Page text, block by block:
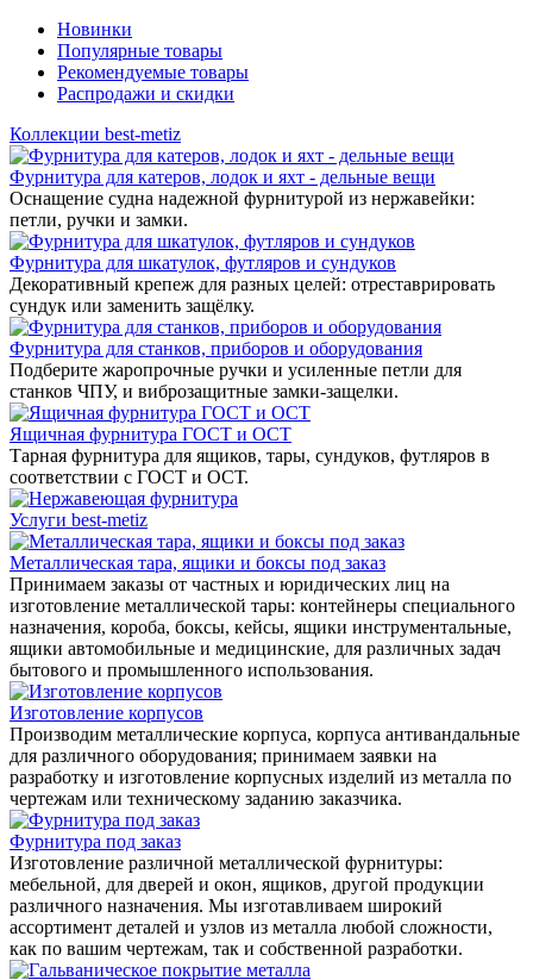
Новинки
Популярные товары
Рекомендуемые товары
Распродажи и скидки
Коллекции best-metiz
Фурнитура для катеров, лодок и яхт - дельные вещи
Оснащение судна надежной фурнитурой из нержавейки:
петли, ручки и замки.
Фурнитура для шкатулок, футляров и сундуков
Декоративный крепеж для разных целей: отреставрировать
сундук или заменить защёлку.
Фурнитура для станков, приборов и оборудования
Подберите жаропрочные ручки и усиленные петли для
станков ЧПУ, и виброзащитные замки-защелки.
Ящичная фурнитура ГОСТ и ОСТ
Тарная фурнитура для ящиков, тары, сундуков, футляров в
соответствии с ГОСТ и ОСТ.
Услуги best-metiz
Металлическая тара, ящики и боксы под заказ
Принимаем заказы от частных и юридических лиц на
изготовление металлической тары: контейнеры специального
назначения, короба, боксы, кейсы, ящики инструментальные,
ящики автомобильные и медицинские, для различных задач
бытового и промышленного использования.
Изготовление корпусов
Производим металлические корпуса, корпуса антивандальные
для различного оборудования; принимаем заявки на
разработку и изготовление корпусных изделий из металла по
чертежам или техническому заданию заказчика.
Фурнитура под заказ
Изготовление различной металлической фурнитуры:
мебельной, для дверей и окон, ящиков, другой продукции
различного назначения. Мы изготавливаем широкий
ассортимент деталей и узлов из металла любой сложности,
как по вашим чертежам, так и собственной разработки.